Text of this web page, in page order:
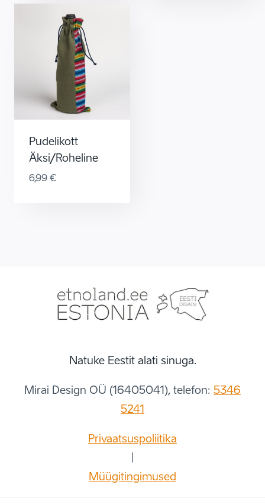
Pudelikott
Äksi/roheline
6,99 €
Natuke Eestit alati sinuga.
Mirai Design OÜ (16405041), telefon: 5346
5241
Privaatsuspoliitika
Müügitingimused